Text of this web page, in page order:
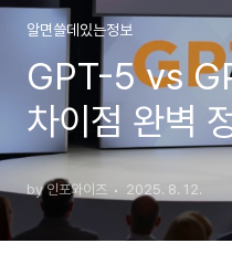
알면쓸데있는정보
GPT-5 vs
차이점 완벽
by 인포와이즈 2025. 8. 12.